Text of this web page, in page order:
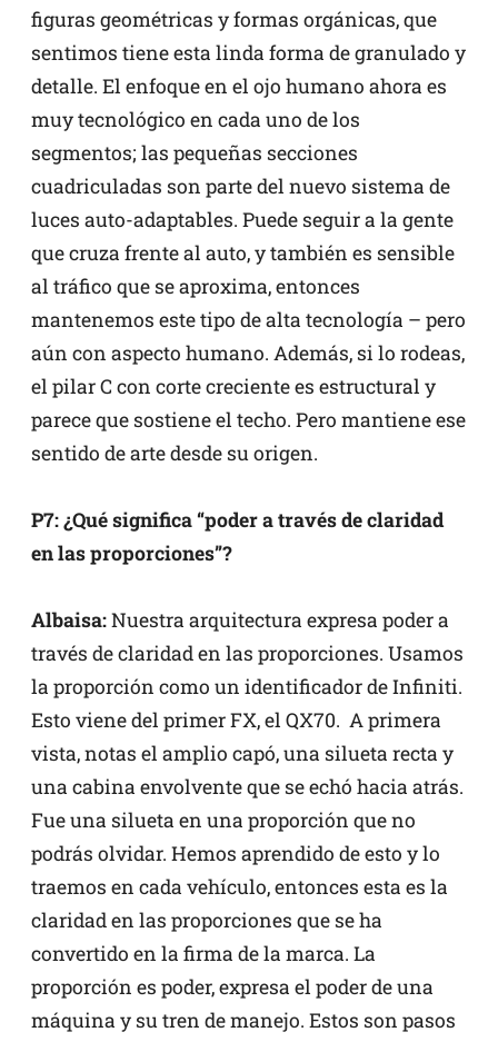
figuras geométricas y formas orgánicas, que
sentimos tiene esta linda forma de granulado y
detalle. El enfoque en el ojo humano ahora es
muy tecnológico en cada uno de los
segmentos; las pequeñas secciones
cuadriculadas son parte del nuevo sistema de
luces auto-adaptables. Puede seguir a la gente
que cruza frente al auto, y también es sensible
al tráfico que se aproxima, entonces
mantenemos este tipo de alta tecnología – pero
aún con aspecto humano. Además, si lo rodeas,
el pilar C con corte creciente es estructural y
parece que sostiene el techo. Pero mantiene ese
sentido de arte desde su origen.
P7: ¿Qué significa “poder a través de claridad
en las proporciones”?
Albaisa:Nuestra arquitectura expresa poder a
través de claridad en las proporciones. Usamos
la proporción como un identificador de Infiniti.
Esto viene del primer FX, el QX70. A primera
vista, notas el amplio capó, una silueta recta y
una cabina envolvente que se echó hacia atrás.
Fue una silueta en una proporción que no
podrás olvidar. Hemos aprendido de esto y lo
traemos en cada vehículo, entonces esta es la
claridad en las proporciones que se ha
convertido en la firma de la marca. La
proporción es poder, expresa el poder de una
máquina y su tren de manejo. Estos son pasos